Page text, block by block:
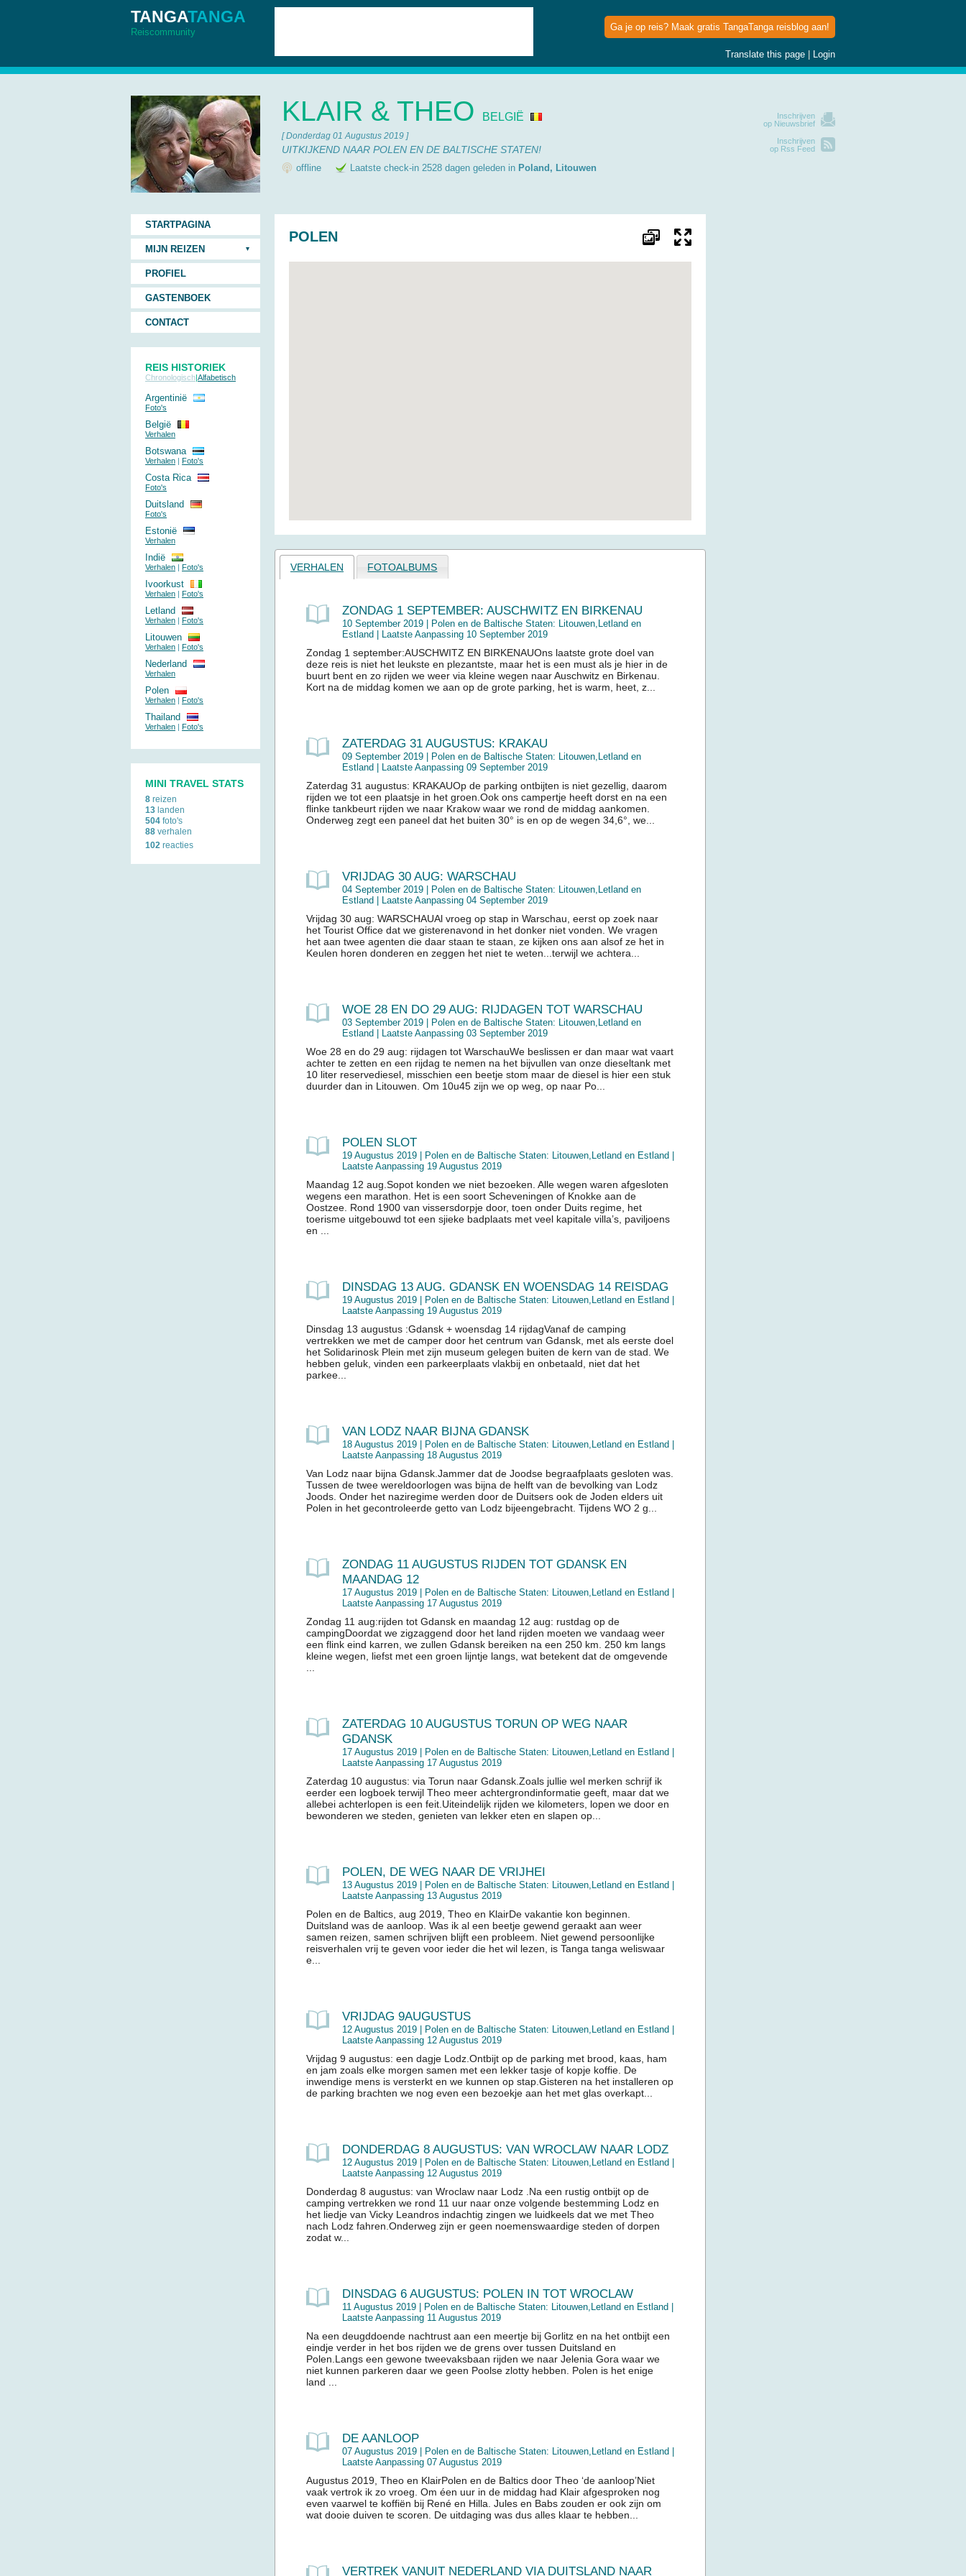
TANGATANGA
Reiscommunity Ga je op reis? Maak gratis TangaTanga reisblog aan!
Translate this page Login
KLAIR & THEO BELGIË
[ Donderdag 01 Augustus 2019 ]
UITKIJKEND NAAR POLEN EN DE BALTISCHE STATEN!
offline Laatste check-in 2528 dagen geleden in Poland, Litouwen
Inschrijven
op Nieuwsbrief
Inschrijven
op Rss Feed
POLEN
VERHALEN FOTOALBUMS
ZONDAG 1 SEPTEMBER: AUSCHWITZ EN BIRKENAU
10 September 2019 |
Polen en de Baltische Staten: Litouwen,Letland en
Estland | Laatste Aanpassing 10 September 2019
Zondag 1 september:AUSCHWITZ EN BIRKENAUOns laatste grote doel van
deze reis is niet het leukste en plezantste, maar het is een must als je hier in de
buurt bent en zo rijden we weer via kleine wegen naar Auschwitz en Birkenau.
Kort na de middag komen we aan op de grote parking, het is warm, heet, z...
ZATERDAG 31 AUGUSTUS: KRAKAU
09 September 2019 |
Polen en de Baltische Staten: Litouwen,Letland en
Estland | Laatste Aanpassing 09 September 2019
Zaterdag 31 augustus: KRAKAUOp de parking ontbijten is niet gezellig, daarom
rijden we tot een plaatsje in het groen.Ook ons campertje heeft dorst en na een
flinke tankbeurt rijden we naar Krakow waar we rond de middag aankomen.
Onderweg zegt een paneel dat het buiten 30° is en op de wegen 34,6°, we...
VRIJDAG 30 AUG: WARSCHAU
04 September 2019 |
Polen en de Baltische Staten: Litouwen,Letland en
Estland | Laatste Aanpassing 04 September 2019
Vrijdag 30 aug: WARSCHAUAl vroeg op stap in Warschau, eerst op zoek naar
het Tourist Office dat we gisterenavond in het donker niet vonden. We vragen
het aan twee agenten die daar staan te staan, ze kijken ons aan alsof ze het in
Keulen horen donderen en zeggen het niet te weten...terwijl we achtera...
WOE 28 EN DO 29 AUG: RIJDAGEN TOT WARSCHAU
03 September 2019 |
Polen en de Baltische Staten: Litouwen,Letland en
Estland | Laatste Aanpassing 03 September 2019
Woe 28 en do 29 aug: rijdagen tot WarschauWe beslissen er dan maar wat vaart
achter te zetten en een rijdag te nemen na het bijvullen van onze dieseltank met
10 liter reservediesel, misschien een beetje stom maar de diesel is hier een stuk
duurder dan in Litouwen. Om 10u45 zijn we op weg, op naar Po...
POLEN SLOT
19 Augustus 2019 | Polen en de Baltische Staten: Litouwen,Letland en Estland
Laatste Aanpassing 19 Augustus 2019
Maandag 12 aug.Sopot konden we niet bezoeken. Alle wegen waren afgesloten
wegens een marathon. Het is een soort Scheveningen of Knokke aan de
Oostzee. Rond 1900 van vissersdorpje door, toen onder Duits regime, het
toerisme uitgebouwd tot een sjieke badplaats met veel kapitale villa’s, paviljoens
en ...
DINSDAG 13 AUG. GDANSK EN WOENSDAG 14 REISDAG
19 Augustus 2019 | Polen en de Baltische Staten: Litouwen,Letland en Estland
Laatste Aanpassing 19 Augustus 2019
Dinsdag 13 augustus :Gdansk + woensdag 14 rijdagVanaf de camping
vertrekken we met de camper door het centrum van Gdansk, met als eerste doel
het Solidarinosk Plein met zijn museum gelegen buiten de kern van de stad. We
hebben geluk, vinden een parkeerplaats vlakbij en onbetaald, niet dat het
parkee...
VAN LODZ NAAR BIJNA GDANSK
18 Augustus 2019 | Polen en de Baltische Staten: Litouwen,Letland en Estland
Laatste Aanpassing 18 Augustus 2019
Van Lodz naar bijna Gdansk.Jammer dat de Joodse begraafplaats gesloten was.
Tussen de twee wereldoorlogen was bijna de helft van de bevolking van Lodz
Joods. Onder het naziregime werden door de Duitsers ook de Joden elders uit
Polen in het gecontroleerde getto van Lodz bijeengebracht. Tijdens WO 2 g...
ZONDAG 11 AUGUSTUS RIJDEN TOT GDANSK EN
MAANDAG 12
17 Augustus 2019 | Polen en de Baltische Staten: Litouwen,Letland en Estland
Laatste Aanpassing 17 Augustus 2019
Zondag 11 aug:rijden tot Gdansk en maandag 12 aug: rustdag op de
campingDoordat we zigzaggend door het land rijden moeten we vandaag weer
een flink eind karren, we zullen Gdansk bereiken na een 250 km. 250 km langs
kleine wegen, liefst met een groen lijntje langs, wat betekent dat de omgevende
...
ZATERDAG 10 AUGUSTUS TORUN OP WEG NAAR
GDANSK
17 Augustus 2019 | Polen en de Baltische Staten: Litouwen,Letland en Estland
Laatste Aanpassing 17 Augustus 2019
Zaterdag 10 augustus: via Torun naar Gdansk.Zoals jullie wel merken schrijf ik
eerder een logboek terwijl Theo meer achtergrondinformatie geeft, maar dat we
allebei achterlopen is een feit.Uiteindelijk rijden we kilometers, lopen we door en
bewonderen we steden, genieten van lekker eten en slapen op...
POLEN, DE WEG NAAR DE VRIJHEI
13 Augustus 2019 | Polen en de Baltische Staten: Litouwen,Letland en Estland
Laatste Aanpassing 13 Augustus 2019
Polen en de Baltics, aug 2019, Theo en KlairDe vakantie kon beginnen.
Duitsland was de aanloop. Was ik al een beetje gewend geraakt aan weer
samen reizen, samen schrijven blijft een probleem. Niet gewend persoonlijke
reisverhalen vrij te geven voor ieder die het wil lezen, is Tanga tanga weliswaar
e...
VRIJDAG 9AUGUSTUS
12 Augustus 2019 | Polen en de Baltische Staten: Litouwen,Letland en Estland
Laatste Aanpassing 12 Augustus 2019
Vrijdag 9 augustus: een dagje Lodz.Ontbijt op de parking met brood, kaas, ham
en jam zoals elke morgen samen met een lekker tasje of kopje koffie. De
inwendige mens is versterkt en we kunnen op stap.Gisteren na het installeren op
de parking brachten we nog even een bezoekje aan het met glas overkapt...
DONDERDAG 8 AUGUSTUS: VAN WROCLAW NAAR LODZ
12 Augustus 2019 | Polen en de Baltische Staten: Litouwen,Letland en Estland
Laatste Aanpassing 12 Augustus 2019
Donderdag 8 augustus: van Wroclaw naar Lodz .Na een rustig ontbijt op de
camping vertrekken we rond 11 uur naar onze volgende bestemming Lodz en
het liedje van Vicky Leandros indachtig zingen we luidkeels dat we met Theo
nach Lodz fahren.Onderweg zijn er geen noemenswaardige steden of dorpen
zodat w...
DINSDAG 6 AUGUSTUS: POLEN IN TOT WROCLAW
11 Augustus 2019 | Polen en de Baltische Staten: Litouwen,Letland en Estland
Laatste Aanpassing 11 Augustus 2019
Na een deugddoende nachtrust aan een meertje bij Gorlitz en na het ontbijt een
eindje verder in het bos rijden we de grens over tussen Duitsland en
Polen.Langs een gewone tweevaksbaan rijden we naar Jelenia Gora waar we
niet kunnen parkeren daar we geen Poolse zlotty hebben. Polen is het enige
land ...
DE AANLOOP
07 Augustus 2019 | Polen en de Baltische Staten: Litouwen,Letland en Estland
Laatste Aanpassing 07 Augustus 2019
Augustus 2019, Theo en KlairPolen en de Baltics door Theo ‘de aanloop’Niet
vaak vertrok ik zo vroeg. Om éen uur in de middag had Klair afgesproken nog
even vaarwel te koffiën bij René en Hilla. Jules en Babs zouden er ook zijn om
wat dooie duiven te scoren. De uitdaging was dus alles klaar te hebben...
VERTREK VANUIT NEDERLAND VIA DUITSLAND NAAR
STARTPAGINA
MIJN REIZEN
PROFIEL
GASTENBOEK
CONTACT
REIS HISTORIEK
Chronologisch|Alfabetisch
Argentinië
Foto's
België
Verhalen
Botswana
Verhalen | Foto's
Costa Rica
Foto's
Duitsland
Foto's
Estonië
Verhalen
Indië
Verhalen | Foto's
Ivoorkust
Verhalen | Foto's
Letland
Verhalen | Foto's
Litouwen
Verhalen | Foto's
Nederland
Verhalen
Polen
Verhalen | Foto's
Thailand
Verhalen | Foto's
MINI TRAVEL STATS
8 reizen
13 landen
504 foto's
88 verhalen
102 reacties